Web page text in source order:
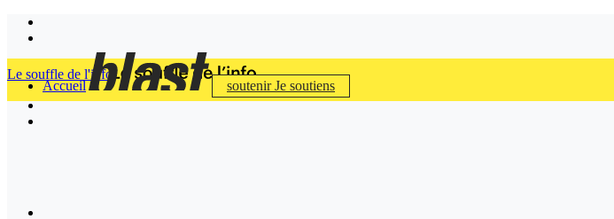
Accueil soutenirJe soutiens
Le souffle de l'info